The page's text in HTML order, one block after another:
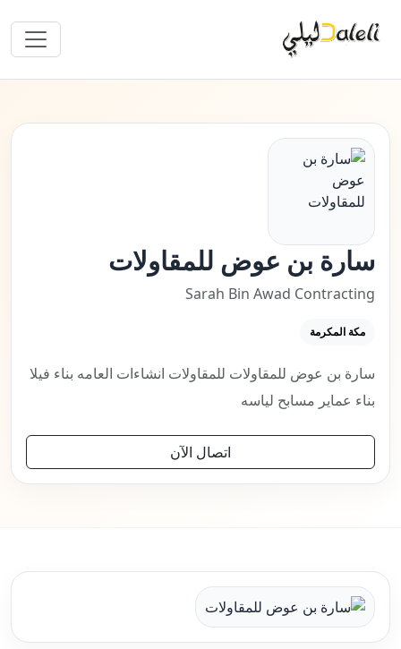
سارة بن عوض للمقاولات
Sarah Bin Awad Contracting
مكة المكرمة
سارة بن عوض للمقاولات للمقاولات انشاءات العامه بناء فيلا
بناء عماير مسابح لياسه
اتصال الآن